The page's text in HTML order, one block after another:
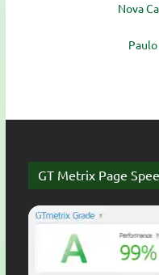
Nova
GT Metrix Page